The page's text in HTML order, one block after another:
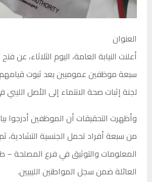
العنوان
أعلنت النيابة العامة، اليوم الثلاثاء،
سبعة موظفين عموميين بعد ثبوت قيامهم
لجنة إثبات صحة الانتماء إلى الأصل الليبي في
وأظهرت التحقيقات أن الموظفين أدرجوا
من سبعة أفراد تحمل الجنسية
المعلومات والتوثيق في فرع المصلحة –
العائلة ضمن سجل المواطنين الليبيين.